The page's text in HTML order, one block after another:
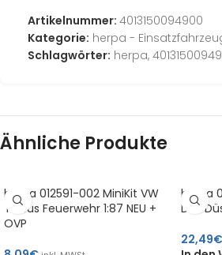
Artikelnummer: 4013150094900
Kategorie: herpa -
Schlagwörter: herpa,
Ähnliche Produkte
herpa 012591-002 MiniKit VW
T3 Bus Feuerwehr 1:87 NEU +
OVP
herpa
DRK
22,49€